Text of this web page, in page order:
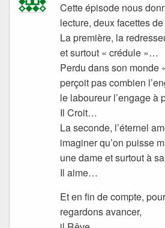
Cette épisode nous
lecture, deux facettes
La première, la
et surtout « crédule »…
Perdu dans son monde
perçoit pas combien
le laboureur l’engage à
Il Croit…
La seconde, l’éternel
imaginer qu’on puisse
une dame et surtout à
Il aime…
Et en fin de compte,
regardons avancer,